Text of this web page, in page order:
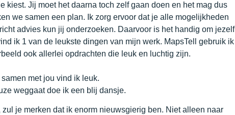
kiest. Jij moet het daarna toch zelf gaan doen en het mag dus
we samen een plan. Ik zorg ervoor dat je alle mogelijkheden
advies kun jij onderzoeken. Daarvoor is het handig om jezelf
ik 1 van de leukste dingen van mijn werk. MapsTell gebruik ik
ook allerlei opdrachten die leuk en luchtig zijn.
met jou vind ik leuk.
weggaat doe ik een blij dansje.
je merken dat ik enorm nieuwsgierig ben. Niet alleen naar